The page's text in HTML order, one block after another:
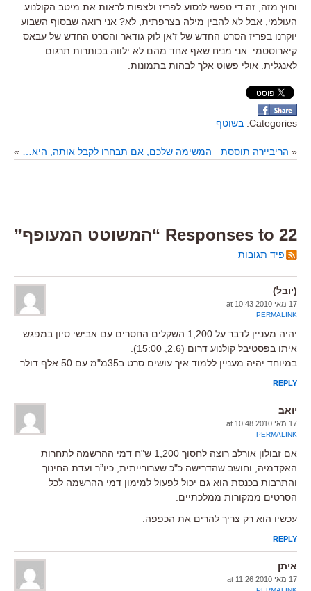
וחוץ מזה, זה די טפשי לנסוע לפריז ולצפות לראות את מיטב הקולנוע
העולמי, אבל לא להבין מילה בצרפתית, לא? אני רואה שבסוף השבוע
יוקרנו בפריז הסרט החדש של ז'אן לוק גודאר והסרט החדש של עבאס
קיארוסטמי. אני מניח שאף אחד מהם לא ילווה בכותרות תרגום
לאנגלית. אולי פשוט אלך לבהות בתמונות.
Categories: בשוטף
« הריביירה תוססת המשימה שלכם, אם תבחרו לקבל אותה, היא… »
22 Responses to “המשוטט המעופף”
פיד תגובות
(יובל)
17 מאי 2010 at 10:43
PERMALINK
יהיה מעניין לדבר על 1,200 השקלים החסרים עם אבישי סיון במפגש
איתו בפסטיבל קולנוע דרום (2.6, 15:00).
במיוחד יהיה מעניין ללמוד איך עושים סרט ב35מ"מ עם 50 אלף דולר.
REPLY
יואב
17 מאי 2010 at 10:48
PERMALINK
אם זבולון אורלב רוצה לחסוך 1,200 ש"ח דמי ההרשמה לתחרות
האקדמיה, וחושב שהדרישה כ"כ שערורייתית, כיו”ר ועדת החינוך
והתרבות בכנסת הוא גם יכול לפעול למימון דמי ההרשמה לכל
הסרטים ממקורות ממלכתיים.
עכשיו הוא רק צריך להרים את הכפפה.
REPLY
איתן
17 מאי 2010 at 11:26